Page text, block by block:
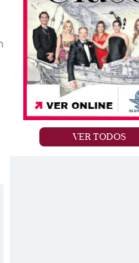
VER TODOS